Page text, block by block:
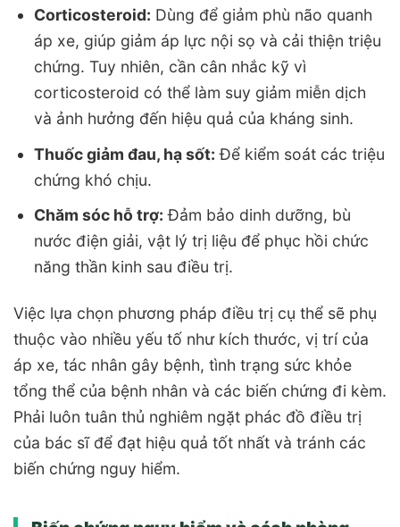
Corticosteroid: Dùng để giảm phù não quanh
áp xe, giúp giảm áp lực nội sọ và cải thiện triệu
chứng. Tuy nhiên, cần cân nhắc kỹ vì
corticosteroid có thể làm suy giảm miễn dịch
và ảnh hưởng đến hiệu quả của kháng sinh.
Thuốc giảm đau, hạ sốt: Để kiểm soát các triệu
chứng khó chịu.
Chăm sóc hỗ trợ: Đảm bảo dinh dưỡng, bù
nước điện giải, vật lý trị liệu để phục hồi chức
năng thần kinh sau điều trị.
Việc lựa chọn phương pháp điều trị cụ thể sẽ phụ
thuộc vào nhiều yếu tố như kích thước, vị trí của
áp xe, tác nhân gây bệnh, tình trạng sức khỏe
tổng thể của bệnh nhân và các biến chứng đi kèm.
Phải luôn tuân thủ nghiêm ngặt phác đồ điều trị
của bác sĩ để đạt hiệu quả tốt nhất và tránh các
biến chứng nguy hiểm.